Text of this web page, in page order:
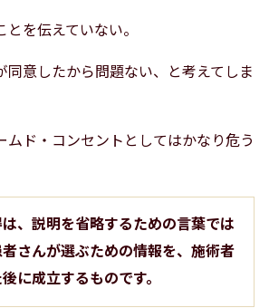
を伝えていない。
同意したから問題ない、と考えてしま
ムド・コンセントとしてはかなり危う
、説明を省略するための言葉では
さんが選ぶための情報を、施術者
に成立するものです。